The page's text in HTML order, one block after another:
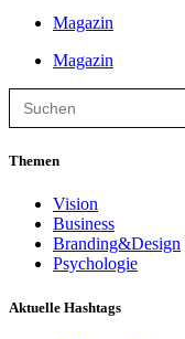
Magazin
Magazin
Search
for:
Themen
Vision
Business
Branding&Design
Psychologie
Aktuelle Hashtags